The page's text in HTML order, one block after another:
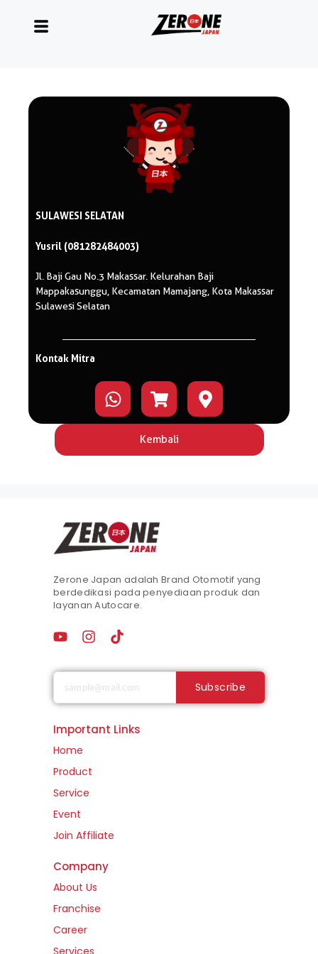
SULAWESI SELATAN
Yusril (081282484003)
Jl. Baji Gau No.3 Makassar. Kelurahan Baji
Mappakasunggu, Kecamatan Mamajang, Kota Makassar
Sulawesi Selatan
Kontak Mitra
Kembali
Zerone Japan adalah Brand Otomotif yang
berdedikasi pada penyediaan produk dan
layanan Autocare.
Subscribe
Important Links
Home
Product
Service
Event
Join Affiliate
Company
About Us
Franchise
Career
Services